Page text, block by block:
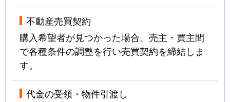
不動産売買契約
購入希望者が見つかった場合、売主・買主間
で各種条件の調整を行い売買契約を締結しま
す。
代金の受領・物件引渡し